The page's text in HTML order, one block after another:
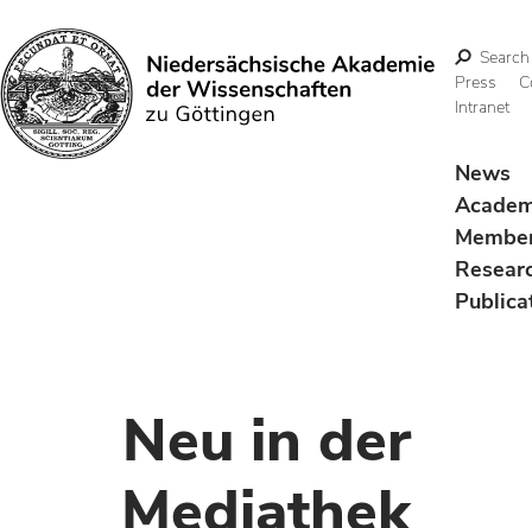
Search
Search
Press
Intranet
News
Neu in der